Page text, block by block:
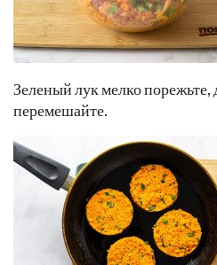
Зеленый лук мелко порежьте,
перемешайте.